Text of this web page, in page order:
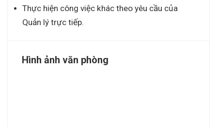
Thực hiện công việc khác theo yêu cầu của
Quản lý trực tiếp.
Hình ảnh văn phòng